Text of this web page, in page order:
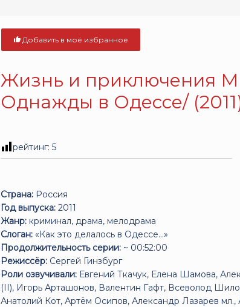
Добавить в моё избранное
Жизнь и приключения
Однажды в Одессе/
рейтинг:5
Страна: Россия
Год выпуска: 2011
Жанр: криминал, драма, мелодрама
Слоган: «Как это делалось в Одессе...»
Продолжительность серии: ~ 00:52:00
Режиссёр: Сергей Гинзбург
Роли озвучивали: Евгений Ткачук, Елена Шамова,
(II), Игорь Арташонов, Валентин Гафт, Всеволод
Анатолий Кот, Артём Осипов, Александр Лазарев